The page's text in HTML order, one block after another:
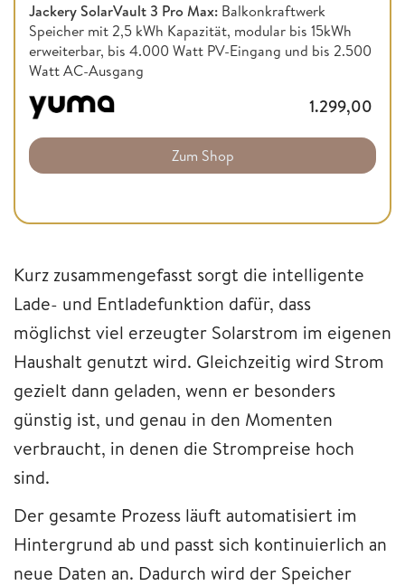
Jackery SolarVault 3 Pro Max: Balkonkraftwerk
Speicher mit 2,5 kWh Kapazität, modular bis 15kWh
erweiterbar, bis 4.000 Watt PV-Eingang und bis 2.500
Watt AC-Ausgang
1.299,00
Zum Shop
Kurz zusammengefasst sorgt die intelligente
Lade- und Entladefunktion dafür, dass
möglichst viel erzeugter Solarstrom im eigenen
Haushalt genutzt wird. Gleichzeitig wird Strom
gezielt dann geladen, wenn er besonders
günstig ist, und genau in den Momenten
verbraucht, in denen die Strompreise hoch
sind.
Der gesamte Prozess läuft automatisiert im
Hintergrund ab und passt sich kontinuierlich an
neue Daten an. Dadurch wird der Speicher